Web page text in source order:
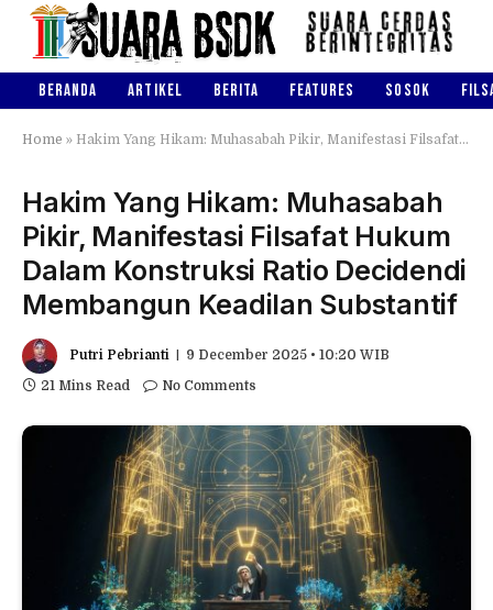
BERANDA ARTIKEL BERITA FEATURES SOSOK
Home » Hakim Yang Hikam: Muhasabah Pikir, Manifestasi Filsafat Hukum Dalam Konstruksi Ratio Decidendi Membangun Keadilan Substantif
Hakim Yang Hikam: Muhasabah
Pikir, Manifestasi Filsafat Hukum
Dalam Konstruksi Ratio Decidendi
Membangun Keadilan Substantif
Putri Pebrianti
9 December 2025 • 10:20 WIB
21 Mins Read
No Comments